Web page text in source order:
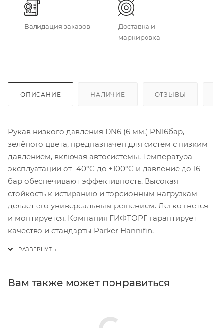
Валидация заказов
Доставка и
маркировка
ОПИСАНИЕ НАЛИЧИЕ ОТЗЫВЫ
Рукав низкого давления DN6 (6 мм.) PN16бар,
зелёного цвета, предназначен для систем с низким
давлением, включая автосистемы. Температура
эксплуатации от -40°C до +100°C и давление до 16
бар обеспечивают эффективность. Высокая
стойкость к истиранию и торсионным нагрузкам
делает его универсальным решением. Легко гнется
и монтируется. Компания ГИФТОРГ гарантирует
качество и стандарты Parker Hannifin.
Вам также может понравиться